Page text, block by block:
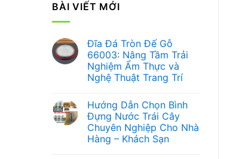
BÀI VIẾT MỚI
Đĩa Đá Tròn Đế Gỗ
66003: Nâng Tầm Trải
Nghiệm Ẩm Thực và
Nghệ Thuật Trang Trí
bình
luận
ở
Đĩa
Đá
Tròn
Hướng Dẫn Chọn Bình
Đựng Nước Trái Cây
Chuyên Nghiệp Cho Nhà
Hàng – Khách Sạn